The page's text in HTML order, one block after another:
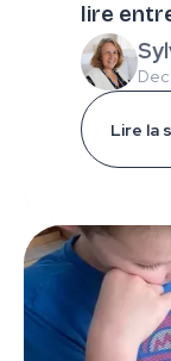
lire
Lire la